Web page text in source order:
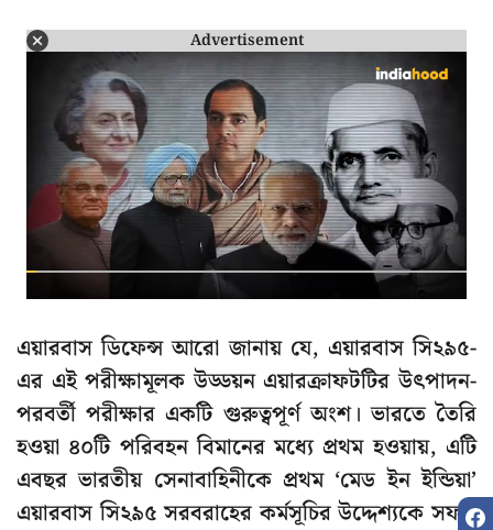
Advertisement
এয়ারবাস ডিফেন্স আরো জানায় যে, এয়ারবাস সি২৯৫-
এর এই পরীক্ষামূলক উড্ডয়ন এয়ারক্রাফটটির উৎপাদন-
পরবর্তী পরীক্ষার একটি গুরুত্বপূর্ণ অংশ। ভারতে তৈরি
হওয়া ৪০টি পরিবহন বিমানের মধ্যে প্রথম হওয়ায়, এটি
এবছর ভারতীয় সেনাবাহিনীকে প্রথম ‘মেড ইন ইন্ডিয়া’
এয়ারবাস সি২৯৫ সরবরাহের কর্মসূচির উদ্দেশ্যকে সফল